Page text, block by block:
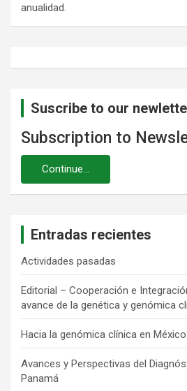
anualidad.
Suscribe to our
Subscription to
Entradas recientes
Actividades pasadas
Editorial – Cooperación e
avance de la genética y genómica
Hacia la genómica clínica en
Avances y Perspectivas del
Panamá